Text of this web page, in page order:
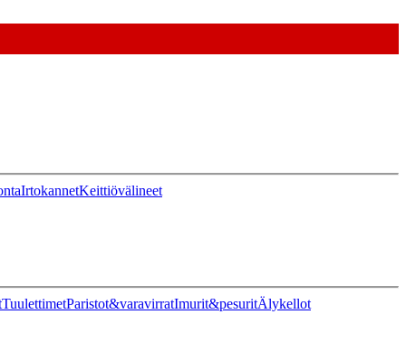
IrtokannetKeittiövälineet
TuulettimetParistot&varavirratImurit&pesuritÄlykellot